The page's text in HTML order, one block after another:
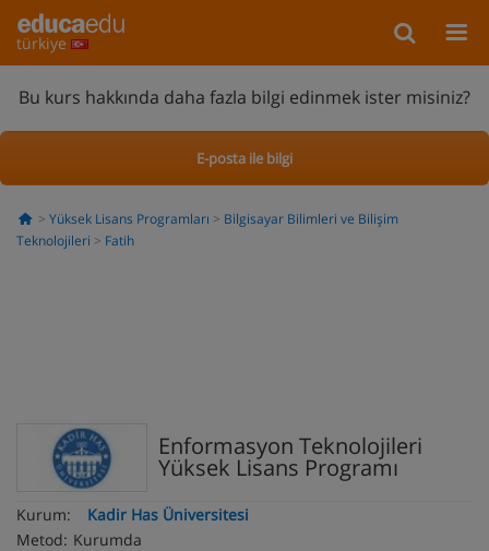
türkiye
Bu kurs hakkında daha fazla bilgi edinmek ister misiniz?
E-posta ile bilgi
Yüksek Lisans Programları
Bilgisayar Bilimleri ve Bilişim
Teknolojileri
Fatih
Enformasyon Teknolojileri
Yüksek Lisans Programı
Kurum:
Kadir Has Üniversitesi
Metod: Kurumda